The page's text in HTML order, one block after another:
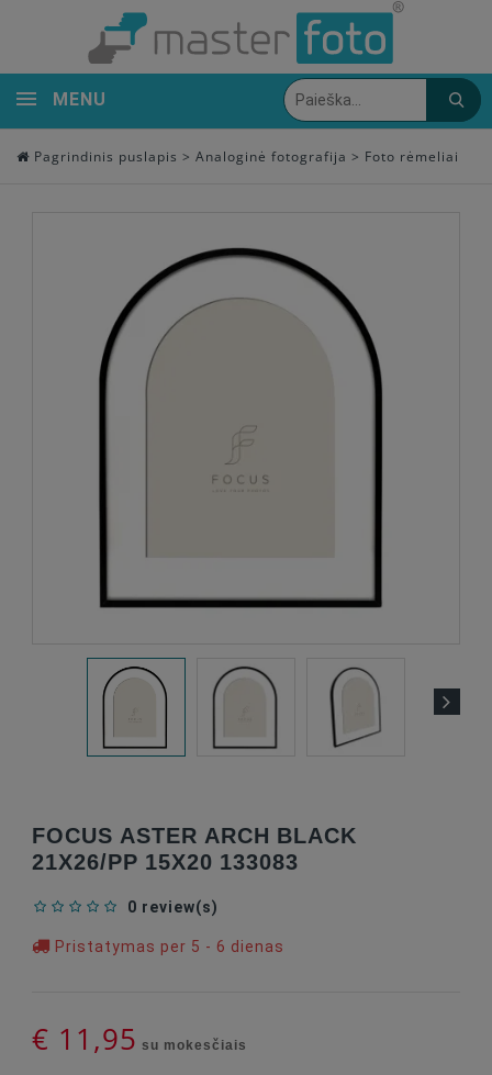
MENU
Pagrindinis puslapis > Analoginė fotografija > Foto rėmeliai
FOCUS ASTER ARCH BLACK
21X26/PP 15X20 133083
0 review(s)
Pristatymas per 5 - 6 dienas
€ 11,95 su mokesčiais